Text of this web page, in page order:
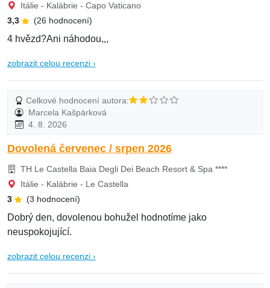
Itálie - Kalábrie - Capo Vaticano
3,3
(26 hodnocení)
4 hvězd?Ani náhodou,,,
zobrazit celou recenzi ›
Celkové hodnocení autora:
Marcela Kašpárková
4. 8. 2026
Dovolená červenec / srpen 2026
TH Le Castella Baia Degli Dei Beach Resort & Spa ****
Itálie - Kalábrie - Le Castella
3
(3 hodnocení)
Dobrý den, dovolenou bohužel hodnotíme jako
neuspokojující.
zobrazit celou recenzi ›